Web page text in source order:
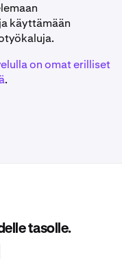
käyttämään
on omat erilliset
.
tasolle.